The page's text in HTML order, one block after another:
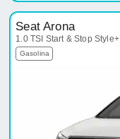
Seat Arona
1.0 TSI Start & Stop Style+
Gasolina